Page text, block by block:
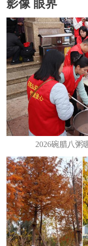
影像 眼界
2026碗腊八粥